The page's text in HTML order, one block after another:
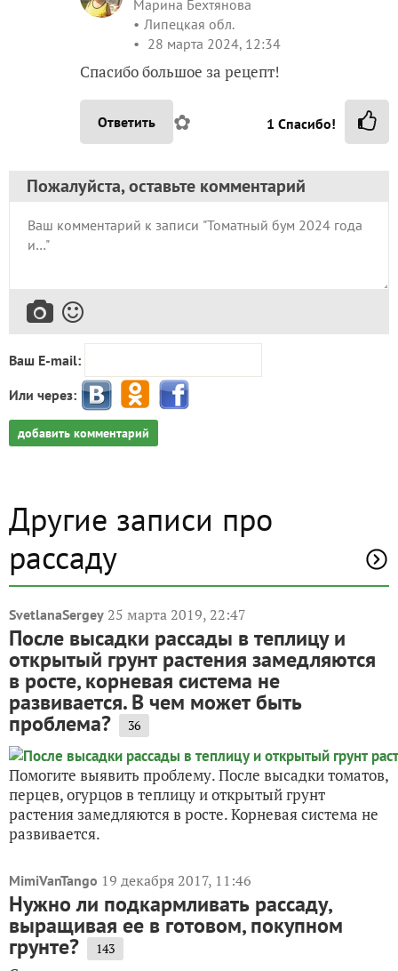
Марина Бехтянова
Липецкая обл.
28 марта 2024, 12:34
Спасибо большое за рецепт!
Ответить ✿ 1 Спасибо!
Пожалуйста, оставьте комментарий
Ваш E-mail:
Или через:
добавить комментарий
Другие записи про
рассаду
SvetlanaSergey 25 марта 2019, 22:47
После высадки рассады в теплицу и
открытый грунт растения замедляются
в росте, корневая система не
развивается. В чем может быть
проблема? 36
Помогите выявить проблему. После высадки томатов,
перцев, огурцов в теплицу и открытый грунт
растения замедляются в росте. Корневая система не
развивается.
MimiVanTango 19 декабря 2017, 11:46
Нужно ли подкармливать рассаду,
выращивая ее в готовом, покупном
грунте? 143